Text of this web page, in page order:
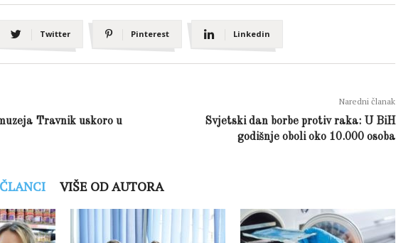
Twitter Pinterest Linkedin
Travnik uskoro u
Naredni članak
Svjetski dan borbe protiv raka: U BiH
godišnje oboli oko 10.000 osoba
VIŠE OD AUTORA